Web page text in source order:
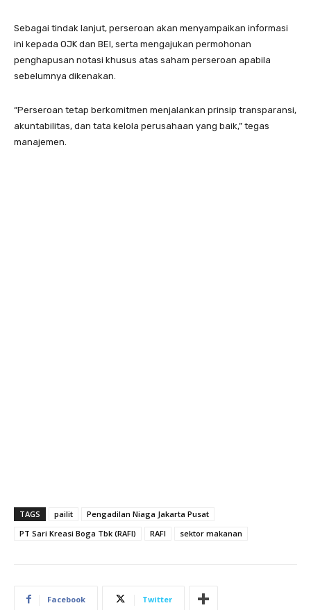
Sebagai tindak lanjut, perseroan akan menyampaikan informasi
ini kepada OJK dan BEI, serta mengajukan permohonan
penghapusan notasi khusus atas saham perseroan apabila
sebelumnya dikenakan.
“Perseroan tetap berkomitmen menjalankan prinsip transparansi,
akuntabilitas, dan tata kelola perusahaan yang baik,” tegas
manajemen.
TAGS pailit
Pengadilan Niaga Jakarta Pusat
PT Sari Kreasi Boga Tbk (RAFI)
RAFI sektor makanan
Facebook Twitter